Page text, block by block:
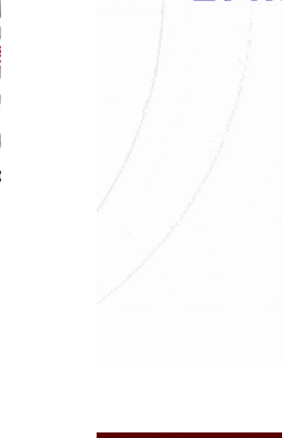
FRANCIA, GRAN BRETAÑA,...